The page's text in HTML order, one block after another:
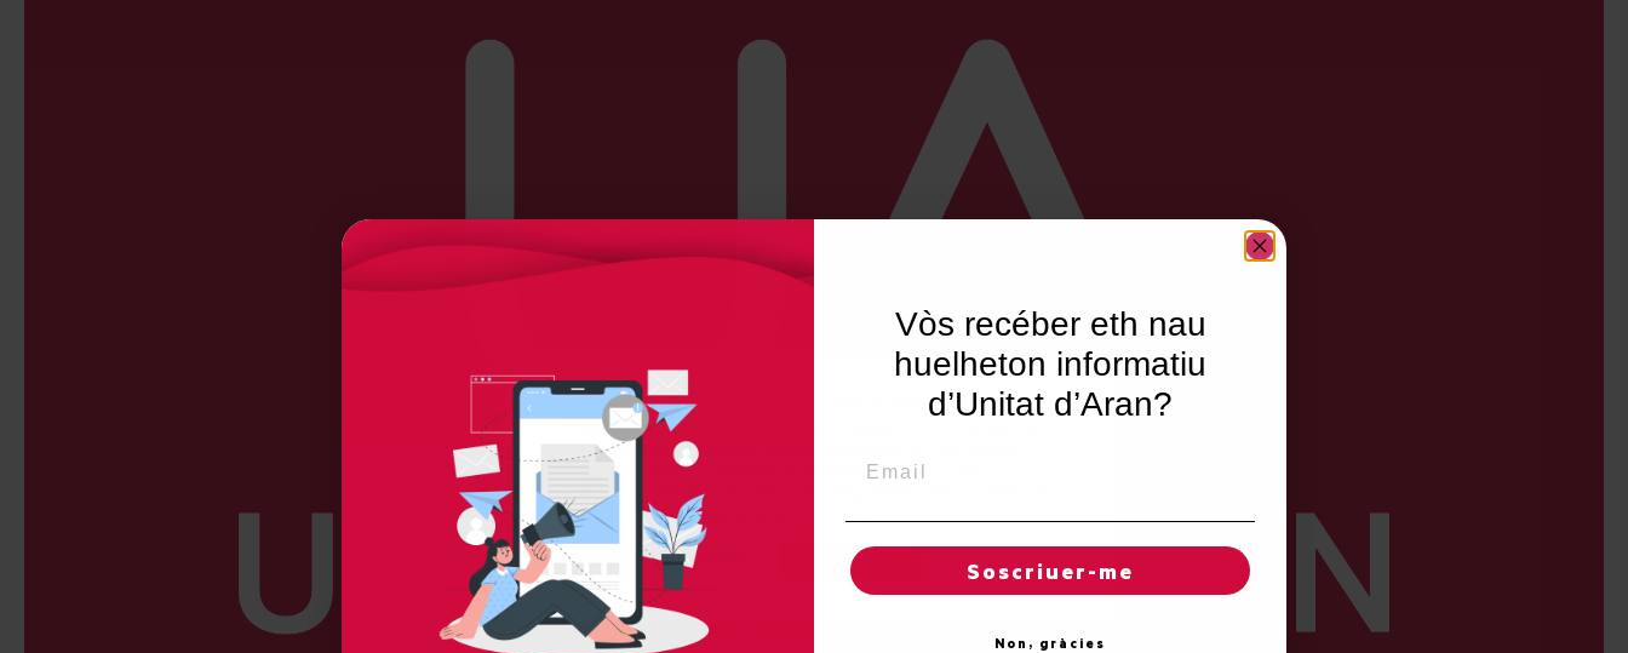
Utilisam "cookies" en nòste lòc web tà balhar ar usuari ua
experiéncia personalizada e optimizada, en tot rebrembar
es sues preferéncies e visites regulares. En hèr clic en
"Acceptar totes", accèpte er emplec de TOTES es
"cookies". Totun, pòt visitar "Configuracion de cookies" tà
concedir un consentiment controlat.
Reglatges de "cookies" Acceptar totes
Vòs recéber eth nau
huelheton informatiu
d’Unitat d’Aran?
Soscriuer-me
Non, gràcies